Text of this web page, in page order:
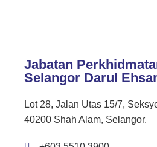
Jabatan
Selangor Darul
Lot 28, Jalan Utas 15/7,
40200 Shah Alam, Selangor.